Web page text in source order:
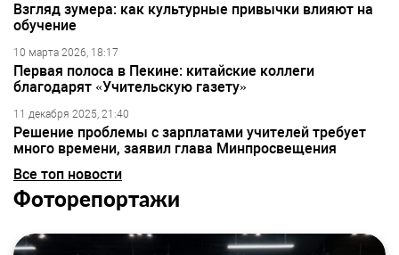
Взгляд зумера: как культурные привычки влияют на
обучение
10 марта 2026, 18:17
Первая полоса в Пекине: китайские коллеги
благодарят «Учительскую газету»
11 декабря 2025, 21:40
Решение проблемы с зарплатами учителей требует
много времени, заявил глава Минпросвещения
Все топ новости
Фоторепортажи